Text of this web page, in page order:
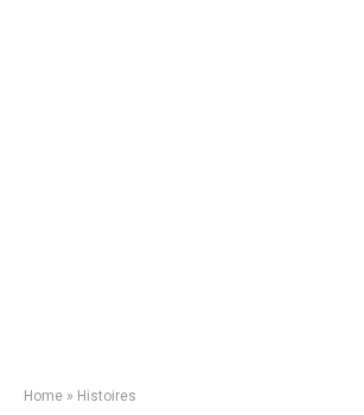
Home » Histoires